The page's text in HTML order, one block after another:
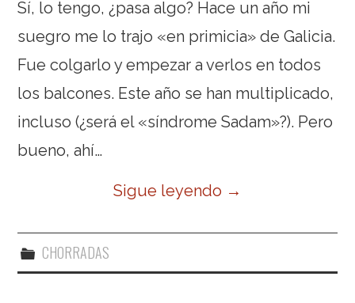
Sí, lo tengo, ¿pasa algo? Hace un año mi
suegro me lo trajo «en primicia» de Galicia.
Fue colgarlo y empezar a verlos en todos
los balcones. Este año se han multiplicado,
incluso (¿será el «síndrome Sadam»?). Pero
bueno, ahí…
Sigue leyendo →
CHORRADAS